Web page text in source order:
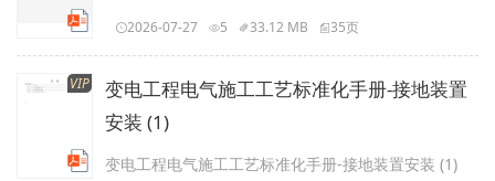
2026-07-27 5 33.12 MB 35页
VIP
变电工程电气施工工艺标准化手册-接地装置
安装 (1)
变电工程电气施工工艺标准化手册-接地装置安装 (1)